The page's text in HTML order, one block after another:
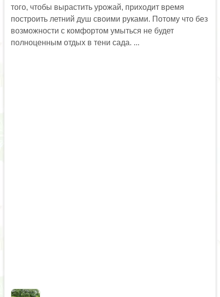
того, чтобы вырастить урожай, приходит время
построить летний душ своими руками. Потому что без
возможности с комфортом умыться не будет
полноценным отдых в тени сада. ...